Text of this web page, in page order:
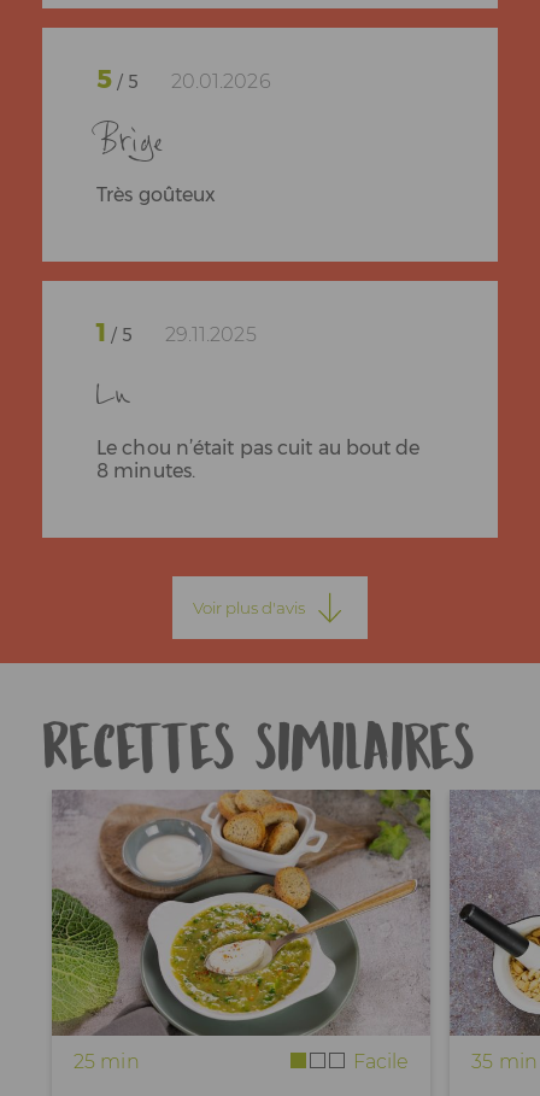
5 / 5 20.01.2026
Brige
Très goûteux
1 / 5 29.11.2025
Ln
Le chou n’était pas cuit au bout de
8 minutes.
26.05.2025
Laurent
Testé la recette est trop fade
Voir plus d'avis
Recettes similaires
25 min Facile 35 min